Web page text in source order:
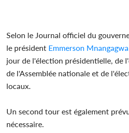
Selon le Journal officiel du
le président Emmerson Mnangagwa
jour de l'élection présidentielle, de
de l'Assemblée nationale et de
locaux.
Un second tour est également
nécessaire.